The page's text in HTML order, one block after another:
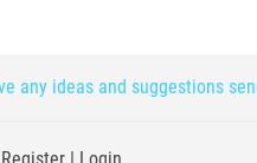
any ideas and suggestions